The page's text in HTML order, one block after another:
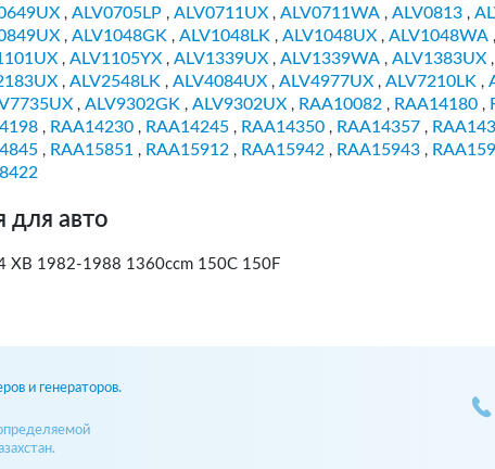
, ALV0705LP , ALV0711UX , ALV0711WA , ALV0813 ,
, ALV1048GK , ALV1048LK , ALV1048UX , ALV1048WA ,
, ALV1105YX , ALV1339UX , ALV1339WA , ALV1383UX ,
, ALV2548LK , ALV4084UX , ALV4977UX , ALV7210LK ,
, ALV9302GK , ALV9302UX , RAA10082 , RAA14180 ,
, RAA14230 , RAA14245 , RAA14350 , RAA14357 ,
, RAA15851 , RAA15912 , RAA15942 , RAA15943 ,
для авто
XB 1982-1988 1360ccm 150C 150F
и генераторов.